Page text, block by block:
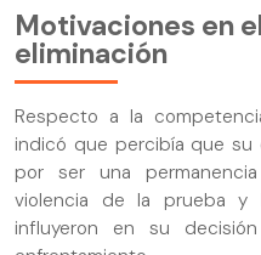
Motivaciones en
eliminación
Respecto a la
indicó que percibía que su
por ser una
violencia de la prueba y
influyeron en su